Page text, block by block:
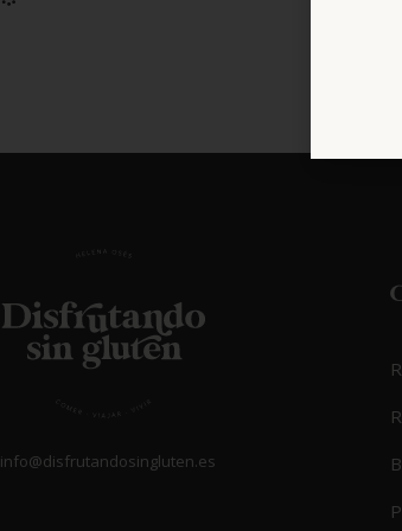
info@disfrutandosingluten.es